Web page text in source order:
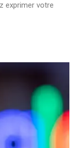
exprimer votre